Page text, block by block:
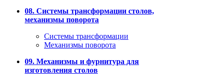
08. Системы трансформации столов,
механизмы поворота
Системы трансформации
Механизмы поворота
09. Механизмы и фурнитура для
изготовления столов